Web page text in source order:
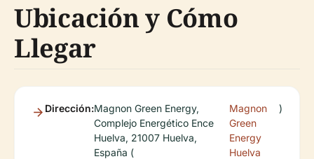
Ubicación y Cómo
Llegar
Dirección:Magnon Green Energy,
Complejo Energético Ence
Huelva, 21007 Huelva,
España (
Magnon
Green
Energy
Huelva
)